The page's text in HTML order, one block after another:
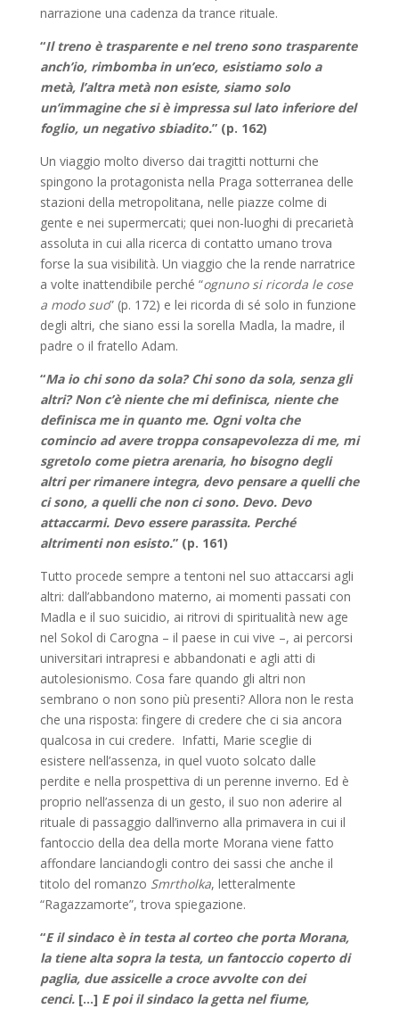
narrazione una cadenza da trance rituale.
“Il treno è trasparente e nel treno sono trasparente
anch’io, rimbomba in un’eco, esistiamo solo a
metà, l’altra metà non esiste, siamo solo
un’immagine che si è impressa sul lato inferiore del
foglio, un negativo sbiadito.” (p. 162)
Un viaggio molto diverso dai tragitti notturni che
spingono la protagonista nella Praga sotterranea delle
stazioni della metropolitana, nelle piazze colme di
gente e nei supermercati; quei non-luoghi di precarietà
assoluta in cui alla ricerca di contatto umano trova
forse la sua visibilità. Un viaggio che la rende narratrice
a volte inattendibile perché “ognuno si ricorda le cose
a modo suo” (p. 172) e lei ricorda di sé solo in funzione
degli altri, che siano essi la sorella Madla, la madre, il
padre o il fratello Adam.
“Ma io chi sono da sola? Chi sono da sola, senza gli
altri? Non c’è niente che mi definisca, niente che
definisca me in quanto me. Ogni volta che
comincio ad avere troppa consapevolezza di me, mi
sgretolo come pietra arenaria, ho bisogno degli
altri per rimanere integra, devo pensare a quelli che
ci sono, a quelli che non ci sono. Devo. Devo
attaccarmi. Devo essere parassita. Perché
altrimenti non esisto.” (p. 161)
Tutto procede sempre a tentoni nel suo attaccarsi agli
altri: dall’abbandono materno, ai momenti passati con
Madla e il suo suicidio, ai ritrovi di spiritualità new age
nel Sokol di Carogna – il paese in cui vive –, ai percorsi
universitari intrapresi e abbandonati e agli atti di
autolesionismo. Cosa fare quando gli altri non
sembrano o non sono più presenti? Allora non le resta
che una risposta: fingere di credere che ci sia ancora
qualcosa in cui credere. Infatti, Marie sceglie di
esistere nell’assenza, in quel vuoto solcato dalle
perdite e nella prospettiva di un perenne inverno. Ed è
proprio nell’assenza di un gesto, il suo non aderire al
rituale di passaggio dall’inverno alla primavera in cui il
fantoccio della dea della morte Morana viene fatto
affondare lanciandogli contro dei sassi che anche il
titolo del romanzo Smrtholka, letteralmente
“Ragazzamorte”, trova spiegazione.
“E il sindaco è in testa al corteo che porta Morana,
la tiene alta sopra la testa, un fantoccio coperto di
paglia, due assicelle a croce avvolte con dei
cenci. […] E poi il sindaco la getta nel fiume,